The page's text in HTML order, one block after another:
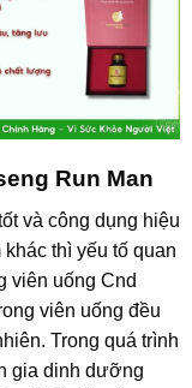
Run Man
và công dụng hiệu
thì yếu tố quan
viên uống Cnd
viên uống đều
Trong quá trình
gia dinh dưỡng